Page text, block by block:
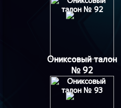
Ониксовый талон
№ 92